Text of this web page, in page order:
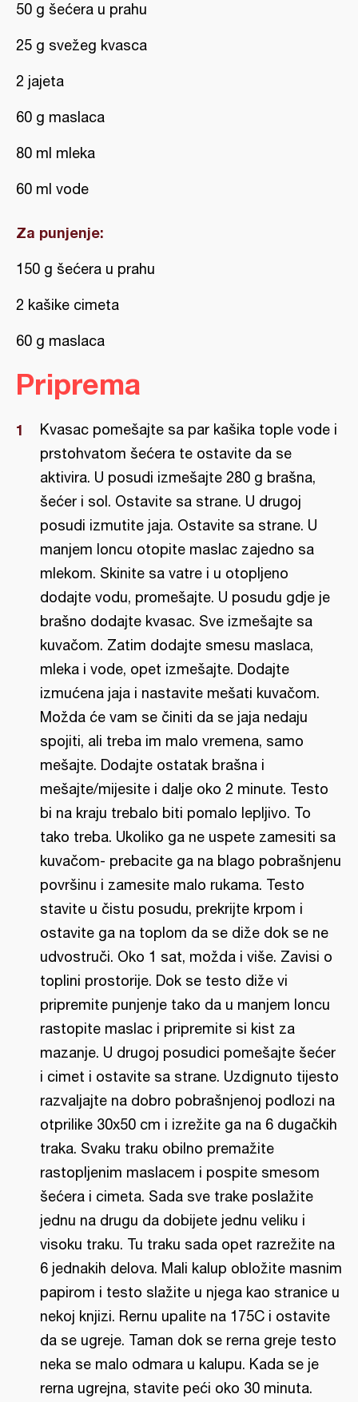
50 g šećera u prahu
25 g svežeg kvasca
2 jajeta
60 g maslaca
80 ml mleka
60 ml vode
Za punjenje:
150 g šećera u prahu
2 kašike cimeta
60 g maslaca
Priprema
Kvasac pomešajte sa par kašika tople vode i
prstohvatom šećera te ostavite da se
aktivira. U posudi izmešajte 280 g brašna,
šećer i sol. Ostavite sa strane. U drugoj
posudi izmutite jaja. Ostavite sa strane. U
manjem loncu otopite maslac zajedno sa
mlekom. Skinite sa vatre i u otopljeno
dodajte vodu, promešajte. U posudu gdje je
brašno dodajte kvasac. Sve izmešajte sa
kuvačom. Zatim dodajte smesu maslaca,
mleka i vode, opet izmešajte. Dodajte
izmućena jaja i nastavite mešati kuvačom.
Možda će vam se činiti da se jaja nedaju
spojiti, ali treba im malo vremena, samo
mešajte. Dodajte ostatak brašna i
mešajte/mijesite i dalje oko 2 minute. Testo
bi na kraju trebalo biti pomalo lepljivo. To
tako treba. Ukoliko ga ne uspete zamesiti sa
kuvačom- prebacite ga na blago pobrašnjenu
površinu i zamesite malo rukama. Testo
stavite u čistu posudu, prekrijte krpom i
ostavite ga na toplom da se diže dok se ne
udvostruči. Oko 1 sat, možda i više. Zavisi o
toplini prostorije. Dok se testo diže vi
pripremite punjenje tako da u manjem loncu
rastopite maslac i pripremite si kist za
mazanje. U drugoj posudici pomešajte šećer
i cimet i ostavite sa strane. Uzdignuto tijesto
razvaljajte na dobro pobrašnjenoj podlozi na
otprilike 30x50 cm i izrežite ga na 6 dugačkih
traka. Svaku traku obilno premažite
rastopljenim maslacem i pospite smesom
šećera i cimeta. Sada sve trake poslažite
jednu na drugu da dobijete jednu veliku i
visoku traku. Tu traku sada opet razrežite na
6 jednakih delova. Mali kalup obložite masnim
papirom i testo slažite u njega kao stranice u
nekoj knjizi. Rernu upalite na 175C i ostavite
da se ugreje. Taman dok se rerna greje testo
neka se malo odmara u kalupu. Kada se je
rerna ugrejna, stavite peći oko 30 minuta.